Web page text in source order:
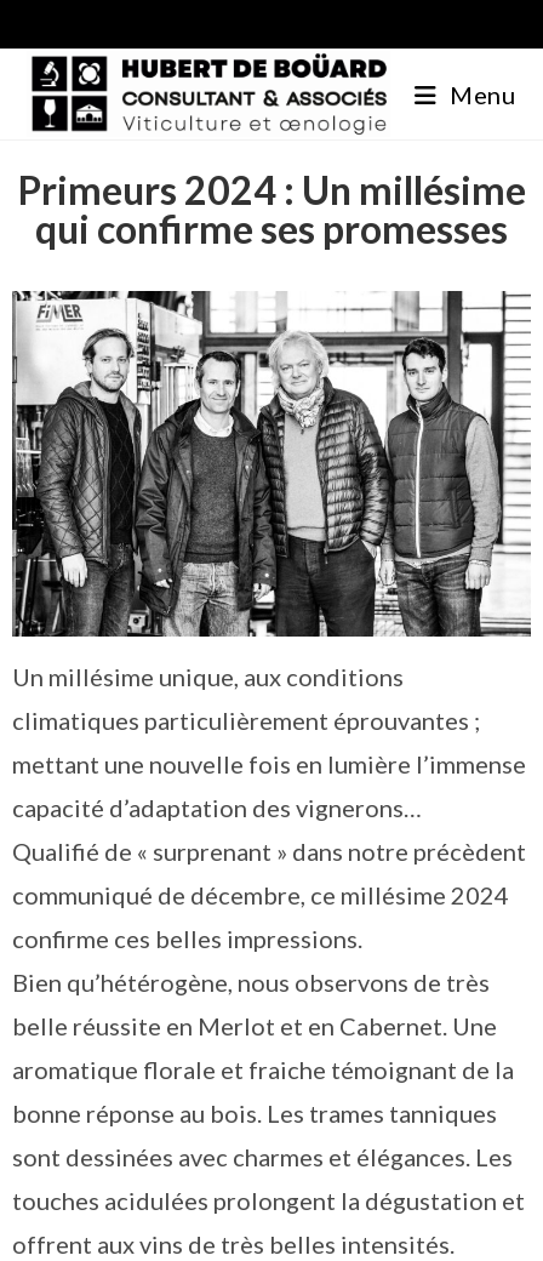
Menu
Primeurs 2024 : Un millésime
qui confirme ses promesses
Un millésime unique, aux conditions
climatiques particulièrement éprouvantes ;
mettant une nouvelle fois en lumière l’immense
capacité d’adaptation des vignerons…
Qualifié de « surprenant » dans notre précèdent
communiqué de décembre, ce millésime 2024
confirme ces belles impressions.
Bien qu’hétérogène, nous observons de très
belle réussite en Merlot et en Cabernet. Une
aromatique florale et fraiche témoignant de la
bonne réponse au bois. Les trames tanniques
sont dessinées avec charmes et élégances. Les
touches acidulées prolongent la dégustation et
offrent aux vins de très belles intensités.